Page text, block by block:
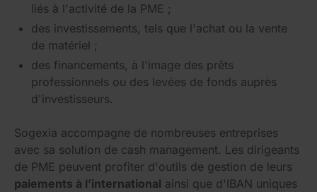
liés à l'activité de la PME ;
des investissements, tels que l'achat ou la vente
de matériel ;
des financements, à l'image des prêts
professionnels ou des levées de fonds auprès
d'investisseurs.
Sogexia accompagne de nombreuses entreprises
avec sa solution de cash management. Les dirigeants
de PME peuvent profiter d'outils de gestion de leurs
paiements à l’international ainsi que d'IBAN uniques